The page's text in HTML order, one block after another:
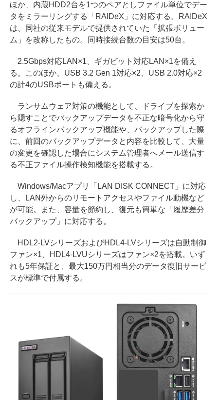
ほか、内蔵HDD2台を1つのペアとしファイル単位でデー
タをミラーリングする「RAIDeX」に対応する。RAIDeX
は、同社の従来モデルで提供されていた「拡張ボリュー
ム」を改称したもの。同時接続台数の目安は50台。
2.5Gbps対応LAN×1、ギガビット対応LAN×1を備え
る。このほか、USB 3.2 Gen 1対応×2、USB 2.0対応×2
の計4のUSBポートも備える。
ランサムウェア対策の機能として、ドライブを探索か
ら隠すことでバックアップデータを不正な暗号化から守
るオフラインバックアップ機能や、バックアップした際
に、前回のバックアップデータと内容を比較して、大量
の変更を確認した場合にシステム管理者へメール送信す
る不正ファイル操作検知機能を搭載する。
Windows/Macアプリ「LAN DISK CONNECT」に対応
し、LAN外からのリモートアクセスやファイル動機など
が可能。また、容量を節約し、復元も簡単な「履歴差分
バックアップ」に対応する。
HDL2-LVシリーズおよびHDL4-LVシリーズは自動制御
ファン×1、HDL4-LVUシリーズはファン×2を搭載。いず
れも5年保証と、最大150万円相当分のデータ復旧サービ
スが標準で付属する。